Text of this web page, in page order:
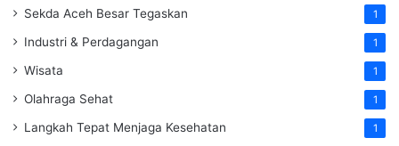
Sekda Aceh Besar Tegaskan 1
Industri & Perdagangan 1
Wisata 1
Olahraga Sehat 1
Langkah Tepat Menjaga Kesehatan 1